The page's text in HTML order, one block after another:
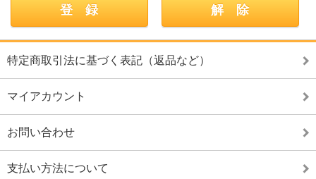
特定商取引法に基づく表記（返品など）
マイアカウント
お問い合わせ
支払い方法について